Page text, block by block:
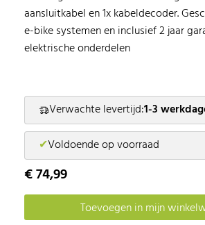
aansluitkabel en 1x kabeldecoder.
e-bike systemen en inclusief 2 jaar
elektrische onderdelen
Verwachte levertijd:1-3
✔Voldoende op voorraad
€ 74,99